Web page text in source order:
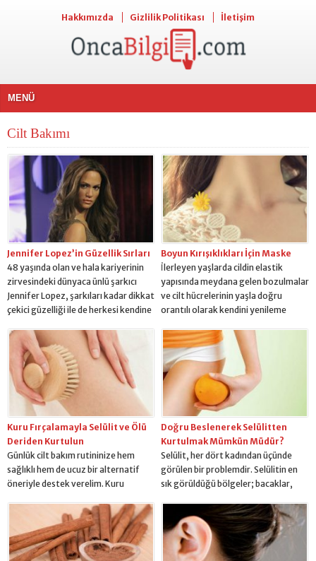
Hakkımızda Gizlilik Politikası İletişim
MENÜ
Cilt Bakımı
Jennifer Lopez’in Güzellik Sırları
48 yaşında olan ve hala kariyerinin
zirvesindeki dünyaca ünlü şarkıcı
Jennifer Lopez, şarkıları kadar dikkat
çekici güzelliği ile de herkesi kendine
Lopez’in güzellik sırlarını merak
ediyor musunuz? Öyleyse, yazımızın
devamında güzel yıldızın tüm güzelli
k sırları sizleri bekliyor. Jennifer
Lopez, cilt bakımına önem veriyor ve
kan akışının...
Boyun Kırışıklıkları İçin Maske
İlerleyen yaşlarda cildin elastik
yapısında meydana gelen bozulmalar
ve cilt hücrelerinin yaşla doğru
orantılı olarak kendini yenileme
yüzde kırışıklıkların meydana
gelmesine neden oluyor. Orta
yaşlarda oluşmaya başlayan çizgiler,
en çok boyun çevresinde
gözlemlenir. Cildin boyun bölgesinin
kırışmasını tam anlamıyla önlemek
mümkün olmasa da, bazı yöntemler
ile...
Kuru Fırçalamayla Selülit ve Ölü
Deriden Kurtulun
Günlük cilt bakım rutininize hem
sağlıklı hem de ucuz bir alternatif
öneriyle destek verelim. Kuru
güzellik trendi olarak etkisi altına
alan fakat yüzyıllar boyunca bilinen,
hatta eski Mısır ve Yunanistan’da
geleneksel güzellik
Doğru Beslenerek Selülitten
Kurtulmak Mümkün Müdür?
Selülit, her dört kadından üçünde
görülen bir problemdir. Selülitin en
sık görüldüğü bölgeler; bacaklar,
Selülit fazla kilolu ve yağ oranı
yüksek kişilerde görülebildiği gibi,
zayıf kişilerde de ortaya çıkabilir.
Selülit oluşumuna neden olan en